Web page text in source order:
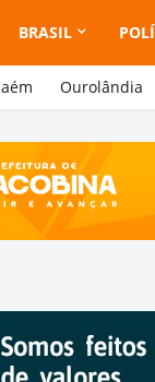
BRASIL
Ourolândia